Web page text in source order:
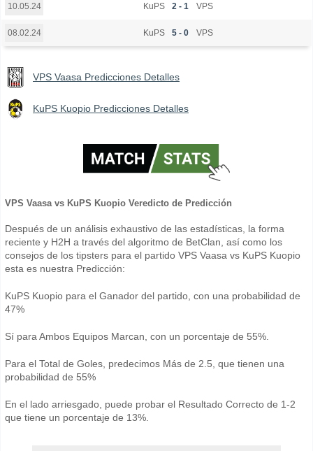
10.05.24 KuPS 2 - 1 VPS
08.02.24 KuPS 5 - 0 VPS
VPS Vaasa Predicciones Detalles
KuPS Kuopio Predicciones Detalles
VPS Vaasa vs KuPS Kuopio Veredicto de Predicción
Después de un análisis exhaustivo de las estadísticas, la forma
reciente y H2H a través del algoritmo de BetClan, así como los
consejos de los tipsters para el partido VPS Vaasa vs KuPS Kuopio
esta es nuestra Predicción:
KuPS Kuopio para el Ganador del partido, con una probabilidad de
47%
Sí para Ambos Equipos Marcan, con un porcentaje de 55%.
Para el Total de Goles, predecimos Más de 2.5, que tienen una
probabilidad de 55%
En el lado arriesgado, puede probar el Resultado Correcto de 1-2
que tiene un porcentaje de 13%.